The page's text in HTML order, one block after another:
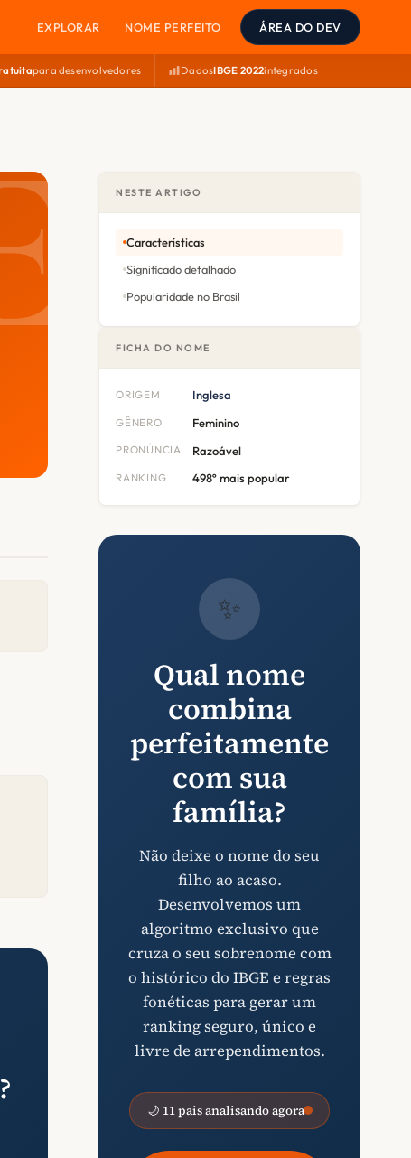
EXPLORAR NOME PERFEITO ÁREA DO DEV
para desenvolvedores DadosIBGE 2022integrados
NESTE ARTIGO
Características
Significado detalhado
Popularidade no Brasil
FICHA DO NOME
ORIGEM Inglesa
GÊNERO Feminino
PRONÚNCIA Razoável
RANKING 498º mais popular
✨
Qual nome
combina
perfeitamente
com sua
família?
Não deixe o nome do seu
filho ao acaso.
Desenvolvemos um
algoritmo exclusivo que
cruza o seu sobrenome com
o histórico do IBGE e regras
fonéticas para gerar um
ranking seguro, único e
livre de arrependimentos.
🌙 11 pais analisando agora